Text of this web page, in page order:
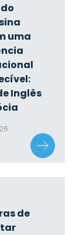
uma
Inglês
de